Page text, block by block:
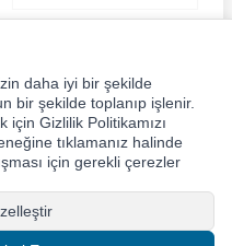
Hazırlanmıştır.
daha iyi bir şekilde
bir şekilde toplanıp işlenir.
için Gizlilik Politikamızı
tıklamanız halinde
için gerekli çerezler